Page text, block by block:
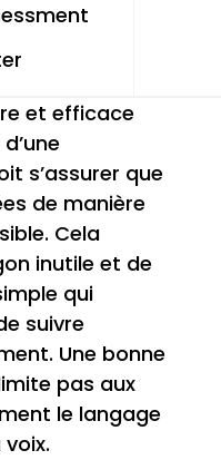
et efficace
s’assurer que
de manière
Cela
inutile et de
qui
suivre
Une bonne
pas aux
le langage